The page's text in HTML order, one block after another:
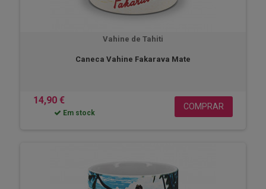
Vahine de Tahiti
Caneca Vahine Fakarava Mate
14,90 €
Em stock
COMPRAR